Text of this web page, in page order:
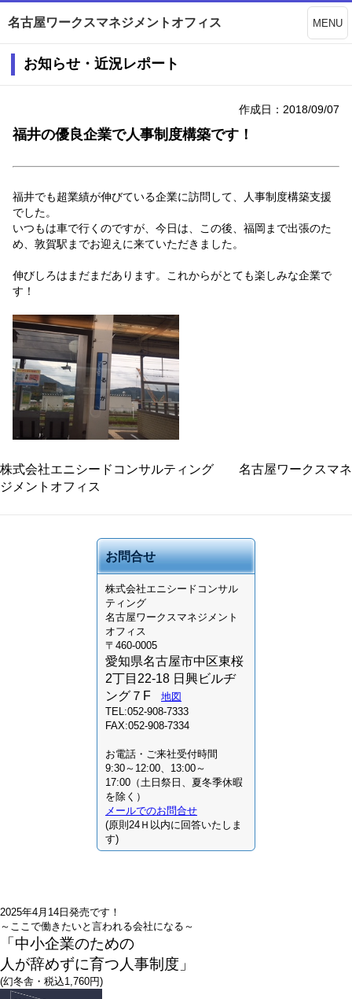
名古屋ワークスマネジメントオフィス MENU
お知らせ・近況レポート
作成日：2018/09/07
福井の優良企業で人事制度構築です！
福井でも超業績が伸びている企業に訪問して、人事制度構築支援
でした。
いつもは車で行くのですが、今日は、この後、福岡まで出張のた
め、敦賀駅までお迎えに来ていただきました。
伸びしろはまだまだあります。これからがとても楽しみな企業で
す！
株式会社エニシードコンサルティング 名古屋ワークスマネ
ジメントオフィス
お問合せ
株式会社エニシードコンサル
ティング
名古屋ワークスマネジメント
オフィス
〒460-0005
愛知県名古屋市中区東桜
2丁目22-18 日興ビルヂ
ング７F
地図
TEL:052-908-7333
FAX:052-908-7334
お電話・ご来社受付時間
9:30～12:00、13:00～
17:00（土日祭日、夏冬季休暇
を除く）
メールでのお問合せ
(原則24Ｈ以内に回答いたしま
す)
2025年4月14日発売です！
～ここで働きたいと言われる会社になる～
「中小企業のための
人が辞めずに育つ人事制度」
(幻冬舎・税込1,760円)